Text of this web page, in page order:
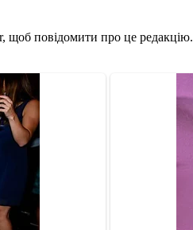
щоб повідомити про це редакцію.